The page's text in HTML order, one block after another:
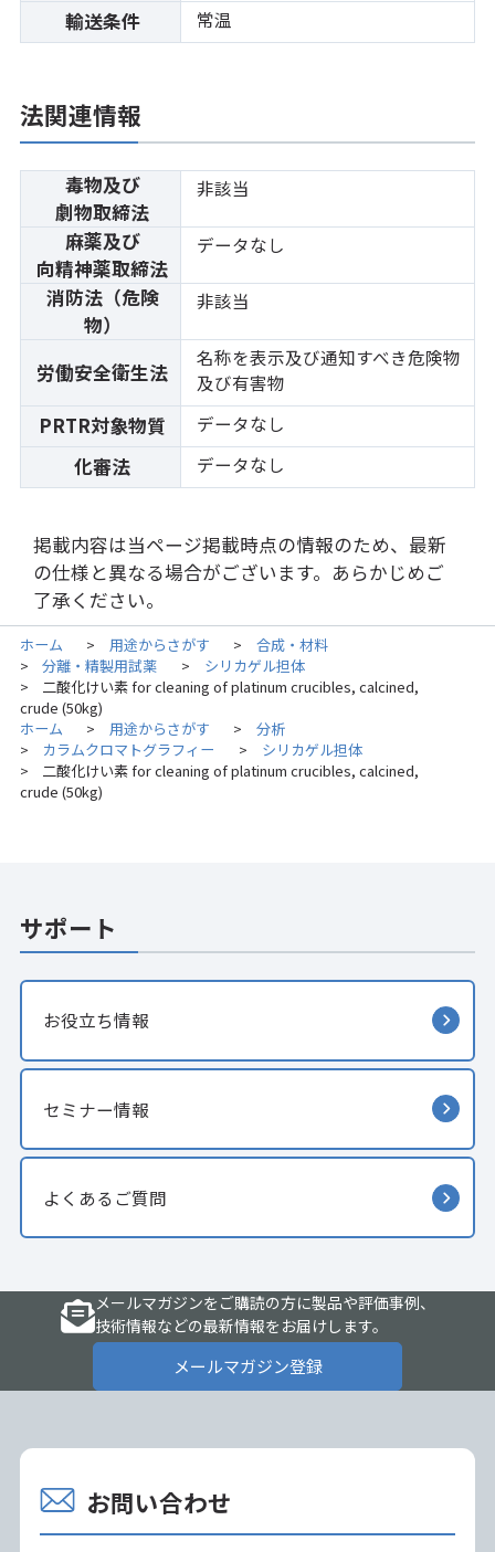
輸送条件 常温
法関連情報
毒物及び
劇物取締法
非該当
麻薬及び
向精神薬取締法
データなし
消防法（危険
物）
非該当
労働安全衛生法
名称を表示及び通知すべき危険物
及び有害物
PRTR対象物質 データなし
化審法 データなし
掲載内容は当ページ掲載時点の情報のため、最新
の仕様と異なる場合がございます。あらかじめご
了承ください。
ホーム > 用途からさがす > 合成・材料
> 分離・精製用試薬 > シリカゲル担体
>
二酸化けい素 for cleaning of platinum crucibles, calcined,
crude (50kg)
ホーム
> 用途からさがす > 分析
> カラムクロマトグラフィー > シリカゲル担体
>
二酸化けい素 for cleaning of platinum crucibles, calcined,
crude (50kg)
サポート
お役立ち情報
セミナー情報
よくあるご質問
メールマガジンをご購読の方に製品や評価事例、
技術情報などの最新情報をお届けします。
メールマガジン登録
お問い合わせ